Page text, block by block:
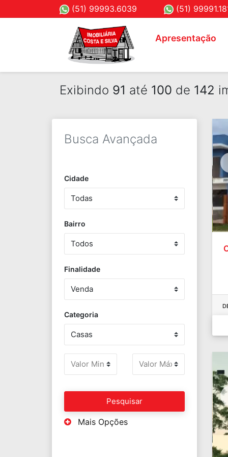
(51) 99993.6039 (51)
Apresentação
Exibindo 91 até 100 de 142
Busca Avançada
Cidade
Bairro
Finalidade
Categoria
Pesquisar
Mais Opções